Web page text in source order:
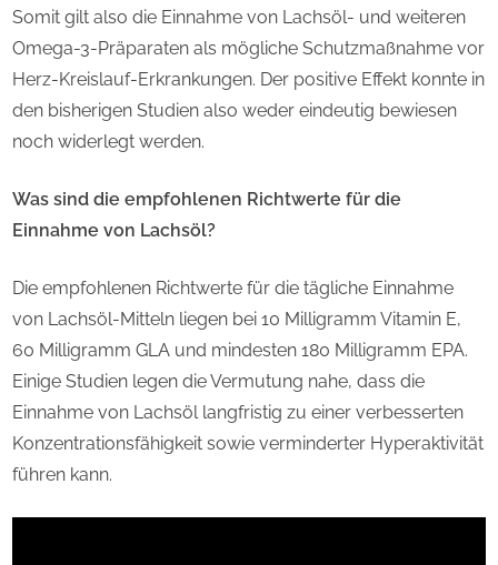
Somit gilt also die Einnahme von Lachsöl- und weiteren
Omega-3-Präparaten als mögliche Schutzmaßnahme vor
Herz-Kreislauf-Erkrankungen. Der positive Effekt konnte in
den bisherigen Studien also weder eindeutig bewiesen
noch widerlegt werden.
Was sind die empfohlenen Richtwerte für die
Einnahme von Lachsöl?
Die empfohlenen Richtwerte für die tägliche Einnahme
von Lachsöl-Mitteln liegen bei 10 Milligramm Vitamin E,
60 Milligramm GLA und mindesten 180 Milligramm EPA.
Einige Studien legen die Vermutung nahe, dass die
Einnahme von Lachsöl langfristig zu einer verbesserten
Konzentrationsfähigkeit sowie verminderter Hyperaktivität
führen kann.